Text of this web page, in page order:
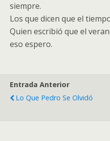
siempre.
Los que dicen que el
Quien escribió que el
eso espero.
Entrada Anterior
Lo Que Pedro Se Olvidó